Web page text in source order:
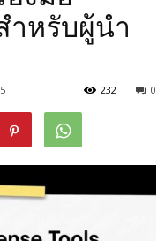
ำหรับผู้นำ
0
232